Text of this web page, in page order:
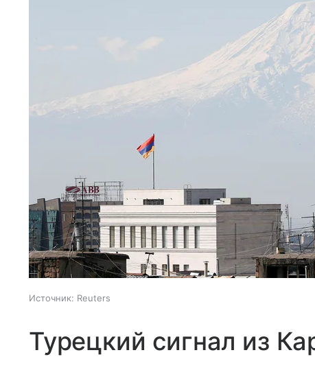
Источник: Reuters
Турецкий сигнал из